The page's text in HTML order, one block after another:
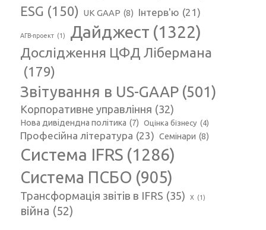
ESG (150) UK GAAP (8) Інтерв'ю (21)
АГВ-проект (1) Дайджест (1322)
Дослідження ЦФД Лібермана
(179)
Звітування в US-GAAP (501)
Корпоративне управління (32)
Нова дивідендна політика (7) Оцінка бізнесу (4)
Професійна література (23) Семінари (8)
Система IFRS (1286)
Система ПСБО (905)
Трансформація звітів в IFRS (35) Х (1)
війна (52)